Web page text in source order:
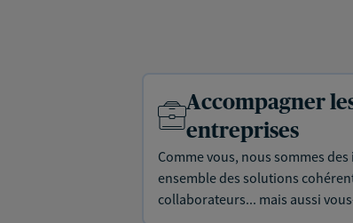
Accompagner
entreprises
Comme vous, nous sommes
ensemble des solutions
collaborateurs... mais aussi